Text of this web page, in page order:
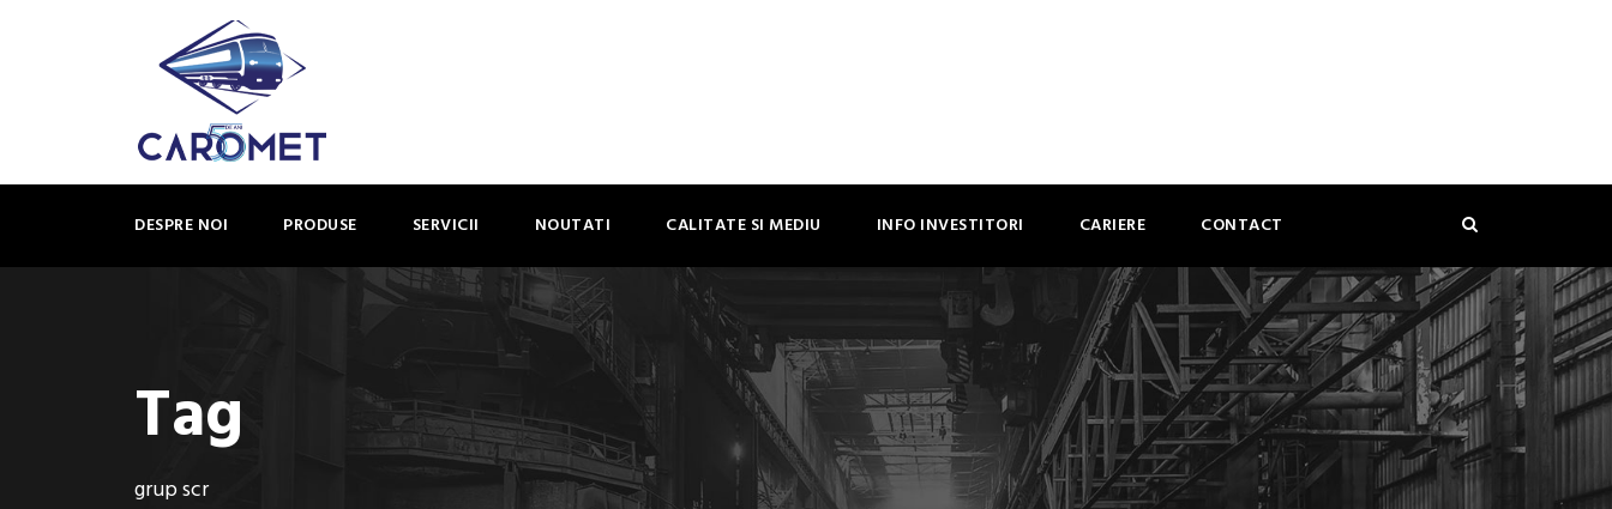
DESPRE NOI PRODUSE SERVICII NOUTATI CALITATE SI MEDIU INFO INVESTITORI CARIERE CONTACT
Tag
grup scr